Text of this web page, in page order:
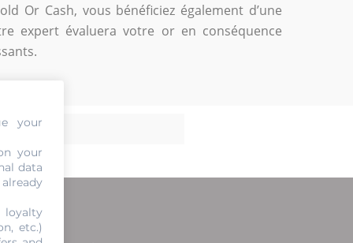
Or Cash, vous bénéficiez également d’une
expert évaluera votre or en conséquence
your
your
data
loyalty
etc.)